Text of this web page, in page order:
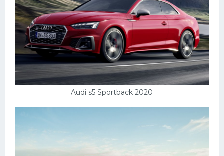
Audi s5 Sportback 2020